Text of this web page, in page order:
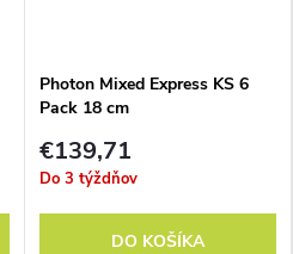
Photon Mixed Express KS 6
Pack 18 cm
€139,71
Do 3 týždňov
DO KOŠÍKA